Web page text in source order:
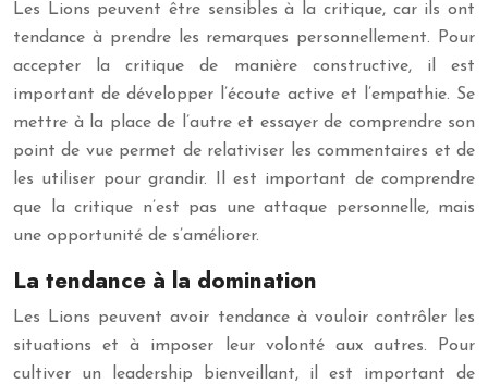
Les Lions peuvent être sensibles à la critique, car ils ont
tendance à prendre les remarques personnellement. Pour
accepter la critique de manière constructive, il est
important de développer l’écoute active et l’empathie. Se
mettre à la place de l’autre et essayer de comprendre son
point de vue permet de relativiser les commentaires et de
les utiliser pour grandir. Il est important de comprendre
que la critique n’est pas une attaque personnelle, mais
une opportunité de s’améliorer.
La tendance à la domination
Les Lions peuvent avoir tendance à vouloir contrôler les
situations et à imposer leur volonté aux autres. Pour
cultiver un leadership bienveillant, il est important de